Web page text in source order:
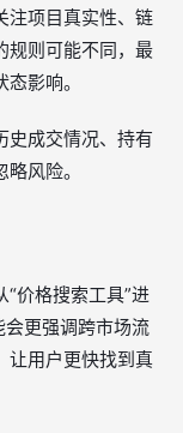
注项目真实性、链
规则可能不同，最
影响。
史成交情况、持有
风险。
价格搜索工具”进
会更强调跨市场流
让用户更快找到真